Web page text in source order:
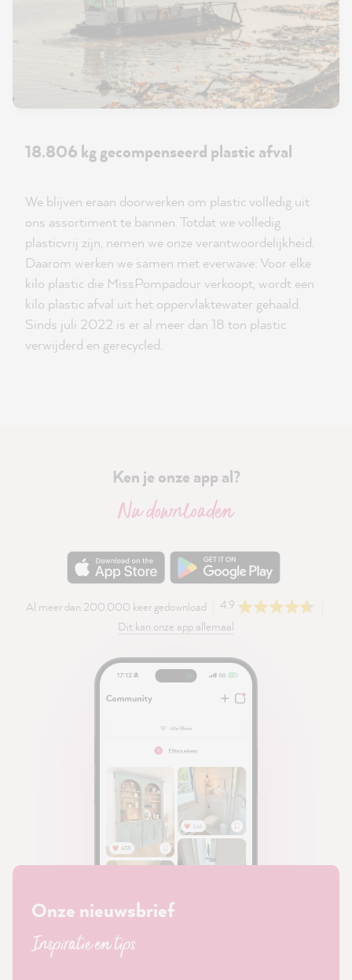
18.806 kg gecompenseerd plastic afval
We blijven eraan doorwerken om plastic volledig uit
ons assortiment te bannen. Totdat we volledig
plasticvrij zijn, nemen we onze verantwoordelijkheid.
Daarom werken we samen met everwave: Voor elke
kilo plastic die MissPompadour verkoopt, wordt een
kilo plastic afval uit het oppervlaktewater gehaald.
Sinds juli 2022 is er al meer dan 18 ton plastic
verwijderd en gerecycled.
Ken je onze app al?
Nu downloaden
Al meer dan 200.000 keer gedownload
4.9
Dit kan onze app allemaal
Onze nieuwsbrief
Inspiratie en tips